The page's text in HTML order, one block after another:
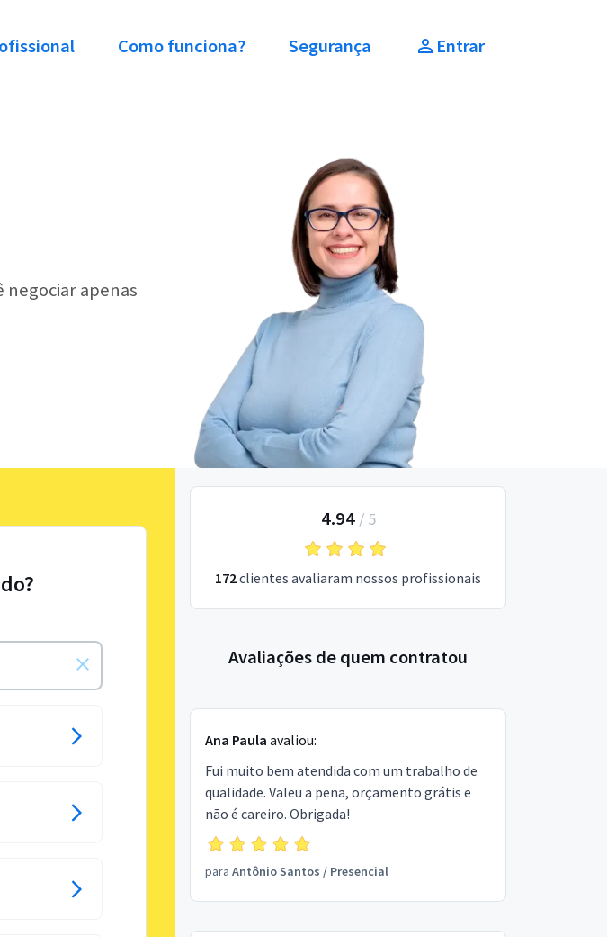
Como funciona? Segurança Entrar
apenas
4.94/ 5
172clientes avaliaram nossos profissionais
Avaliações de quem contratou
Ana Paula avaliou:
Fui muito bem atendida com um trabalho de
qualidade. Valeu a pena, orçamento grátis e
não é careiro. Obrigada!
para Antônio Santos / Presencial